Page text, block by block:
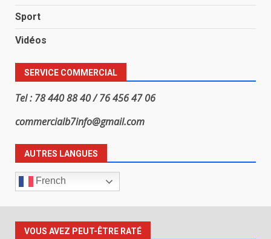
Sport
Vidéos
SERVICE COMMERCIAL
Tel : 78 440 88 40 / 76 456 47 06
commercialb7info@gmail.com
AUTRES LANGUES
French
VOUS AVEZ PEUT-ÊTRE RATÉ